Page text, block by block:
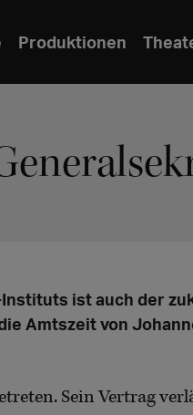
Produktionen
ist auch der
Amtszeit von
Sein Vertrag